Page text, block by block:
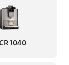
1040